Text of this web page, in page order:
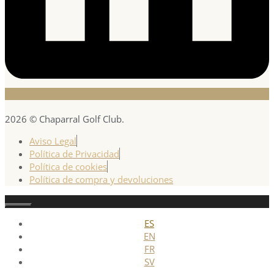
2026 © Chaparral Golf Club.
Aviso Legal
Política de Privacidad
Política de cookies
Política de compra y devoluciones
Cerrar
ES
EN
FR
SV